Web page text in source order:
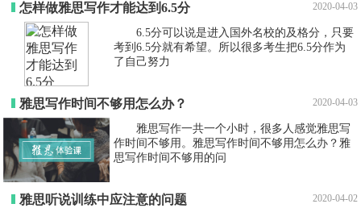
怎样做雅思写作才能达到6.5分 2020-04-03
6.5分可以说是进入国外名校的及格分，只要
考到6.5分就有希望。所以很多考生把6.5分作为
了自己努力
雅思写作时间不够用怎么办？ 2020-04-03
雅思写作一共一个小时，很多人感觉雅思写
作时间不够用。雅思写作时间不够用怎么办？雅
思写作时间不够用的问
雅思听说训练中应注意的问题 2020-04-02